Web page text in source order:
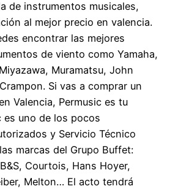
de instrumentos musicales,
al mejor precio en valencia.
encontrar las mejores
de viento como Yamaha,
Muramatsu, John
Si vas a comprar un
Valencia, Permusic es tu
es uno de los pocos
y Servicio Técnico
marcas del Grupo Buffet:
Courtois, Hans Hoyer,
Melton… El acto tendrá